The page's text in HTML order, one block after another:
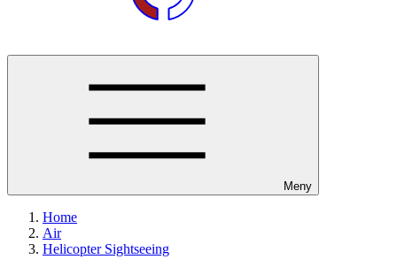
Meny
Home
Air
Helicopter Sightseeing